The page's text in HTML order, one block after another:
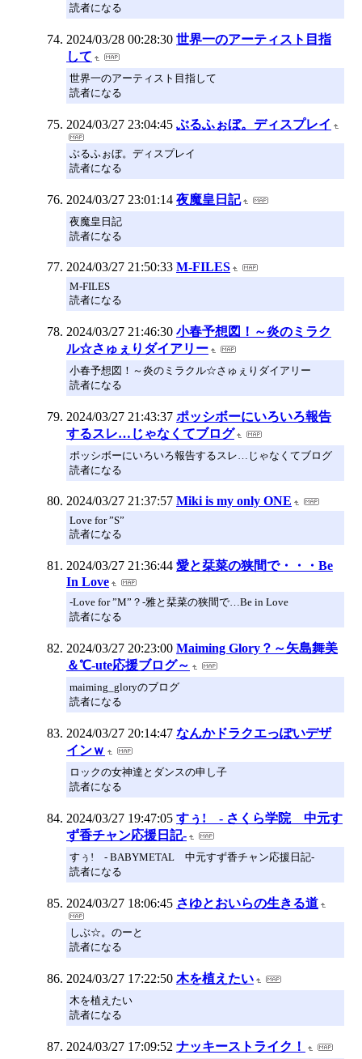
読者になる
2024/03/28 00:28:30 世界一のアーティスト目指
して
世界一のアーティスト目指して
読者になる
2024/03/27 23:04:45 ぶるふぉぼ。ディスプレイ
ぶるふぉぼ。ディスプレイ
読者になる
2024/03/27 23:01:14 夜魔皇日記
夜魔皇日記
読者になる
2024/03/27 21:50:33 M-FILES
M-FILES
読者になる
2024/03/27 21:46:30 小春予想図！～炎のミラク
ル☆さゅぇりダイアリー
小春予想図！～炎のミラクル☆さゅぇりダイアリー
読者になる
2024/03/27 21:43:37 ポッシボーにいろいろ報告
するスレ…じゃなくてブログ
ポッシボーにいろいろ報告するスレ…じゃなくてブログ
読者になる
2024/03/27 21:37:57 Miki is my only ONE
Love for ”S”
読者になる
2024/03/27 21:36:44 愛と栞菜の狭間で・・・Be
In Love
-Love for ”M”？-雅と栞菜の狭間で…Be in Love
読者になる
2024/03/27 20:23:00 Maiming Glory？～矢島舞美
＆℃-ute応援ブログ～
maiming_gloryのブログ
読者になる
2024/03/27 20:14:47 なんかドラクエっぽいデザ
インｗ
ロックの女神達とダンスの申し子
読者になる
2024/03/27 19:47:05 すぅ! - さくら学院 中元す
ず香チャン応援日記-
すぅ! - BABYMETAL 中元すず香チャン応援日記-
読者になる
2024/03/27 18:06:45 さゆとおいらの生きる道
しぶ☆。のーと
読者になる
2024/03/27 17:22:50 木を植えたい
木を植えたい
読者になる
2024/03/27 17:09:52 ナッキーストライク！